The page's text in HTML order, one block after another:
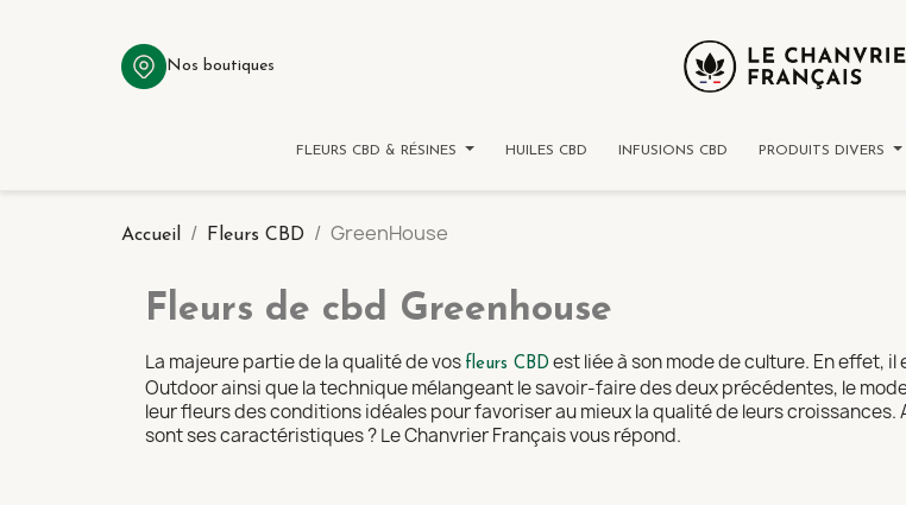
Nos boutiques
FLEURS CBD & RÉSINES HUILES CBD INFUSIONS CBD PRODUITS DIVERS
Accueil Fleurs CBD GreenHouse
Fleurs de cbd Greenhouse
La majeure partie de la qualité de vos fleurs CBD est liée à son mode de culture. En effet,
Outdoor ainsi que la technique mélangeant le savoir-faire des deux précédentes, le
leur fleurs des conditions idéales pour favoriser au mieux la qualité de leurs
sont ses caractéristiques ? Le Chanvrier Français vous répond.